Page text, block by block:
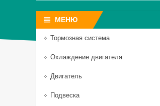
Тормозная система
Охлаждение двигателя
Двигатель
Подвеска